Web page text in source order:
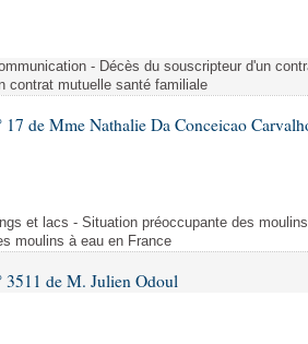
- Décès du souscripteur d'un
contrat mutuelle santé familiale
17 de Mme Nathalie Da Conceicao
et lacs - Situation préoccupante des
moulins à eau en France
3511 de M. Julien Odoul